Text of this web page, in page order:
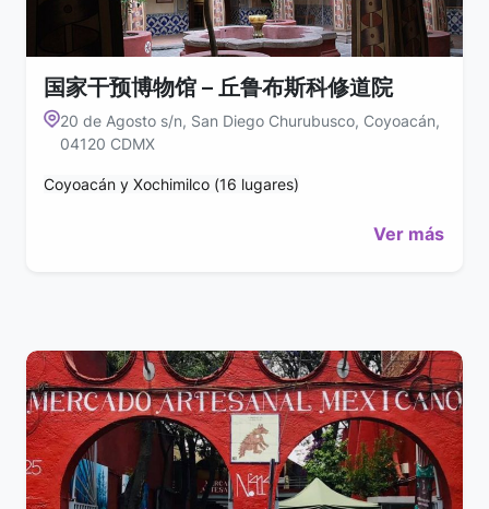
国家干预博物馆 – 丘鲁布斯科修道院
20 de Agosto s/n, San Diego Churubusco, Coyoacán,
04120 CDMX
Coyoacán y Xochimilco (16 lugares)
Ver más